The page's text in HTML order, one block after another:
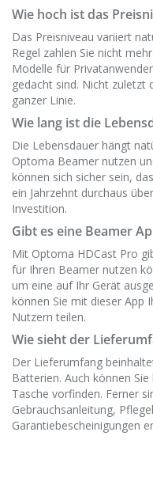
Wie hoch ist das
Das Preisniveau variiert
Regel zahlen Sie nicht
Modelle für
gedacht sind. Nicht zuletzt
ganzer Linie.
Wie lang ist die
Die Lebensdauer hängt
Optoma Beamer nutzen
können sich sicher sein,
ein Jahrzehnt durchaus
Investition.
Gibt es eine Beamer
Mit Optoma HDCast Pro
für Ihren Beamer nutzen
um eine auf Ihr Gerät
können Sie mit dieser App
Nutzern teilen.
Wie sieht der
Der Lieferumfang
Batterien. Auch können
Tasche vorfinden. Ferner
Gebrauchsanleitung,
Garantiebescheinigungen